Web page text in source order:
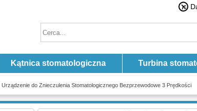
Kątnica stomatologiczna Turbina
do Znieczulenia Stomatologicznego Bezprzewodowe 3 Prędkości